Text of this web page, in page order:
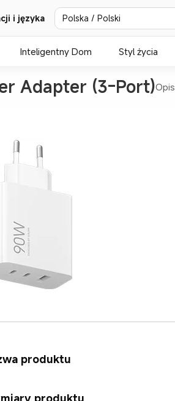
i języka Polska / Polski
Inteligentny Dom Styl życia
Adapter (3-Port)Opis
produktu
produktu